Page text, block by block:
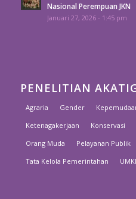
Nasional Perempuan JKN
Januari 27, 2026 - 1:45 pm
PENELITIAN
Agraria Gender
Ketenagakerjaan
Konservasi
Orang Muda
Pelayanan Publik
Tata Kelola Pemerintahan